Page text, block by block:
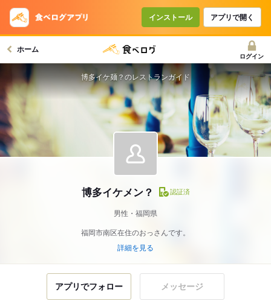
インストール アプリで開く
ホーム
ログイン
博多イケメン？ 認証済
男性・福岡県
福岡市南区在住のおっさんです。
詳細を見る
博多イケ麺？のレストランガイド
アプリでフォロー メッセージ